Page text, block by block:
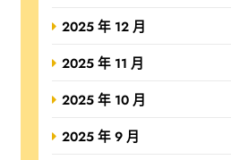
2025 年 12 月
2025 年 11 月
2025 年 10 月
2025 年 9 月